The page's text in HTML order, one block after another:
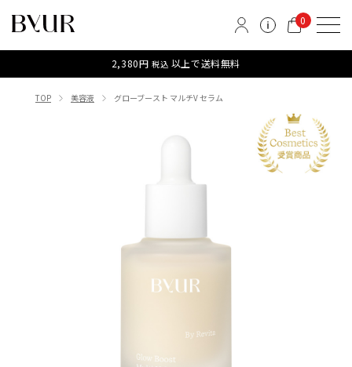
0
2,380円税込 以上で送料無料
TOP 美容液 グローブースト マルチV セラム